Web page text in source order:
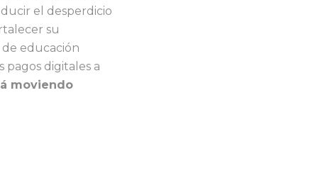
el desperdicio
su
educación
pagos digitales a
moviendo